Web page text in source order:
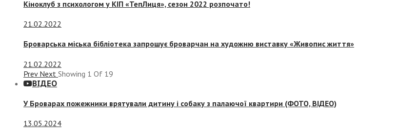
Кіноклуб з психологом у КІП «ТепЛиця», сезон 2022 розпочато!
21.02.2022
Броварська міська бібліотека запрошує броварчан на художню виставку «Живопис життя»
21.02.2022
Prev Next Showing 1 Of 19
ВІДЕО
У Броварах пожежники врятували дитину і собаку з палаючої квартири (ФОТО, ВІДЕО)
13.05.2024